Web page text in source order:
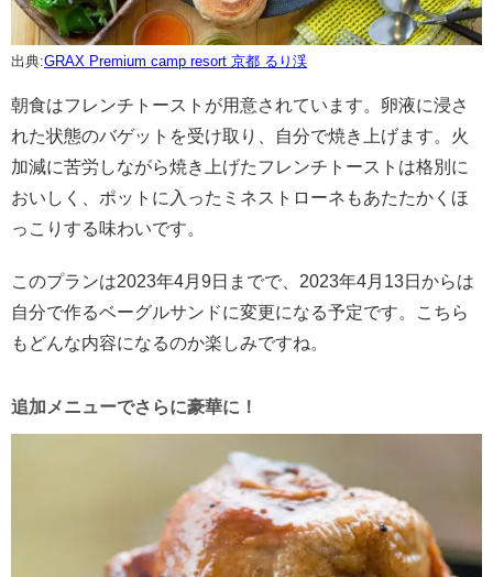
出典:GRAX Premium camp resort 京都 るり渓
朝食はフレンチトーストが用意されています。卵液に浸さ
れた状態のバゲットを受け取り、自分で焼き上げます。火
加減に苦労しながら焼き上げたフレンチトーストは格別に
おいしく、ポットに入ったミネストローネもあたたかくほ
っこりする味わいです。
このプランは2023年4月9日までで、2023年4月13日からは
自分で作るベーグルサンドに変更になる予定です。こちら
もどんな内容になるのか楽しみですね。
追加メニューでさらに豪華に！